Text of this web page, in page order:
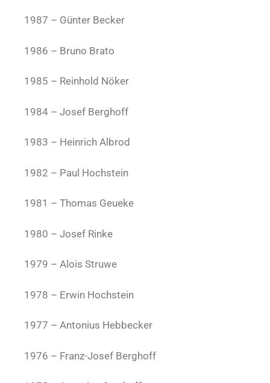
1987 – Günter Becker
1986 – Bruno Brato
1985 – Reinhold Nöker
1984 – Josef Berghoff
1983 – Heinrich Albrod
1982 – Paul Hochstein
1981 – Thomas Geueke
1980 – Josef Rinke
1979 – Alois Struwe
1978 – Erwin Hochstein
1977 – Antonius Hebbecker
1976 – Franz-Josef Berghoff